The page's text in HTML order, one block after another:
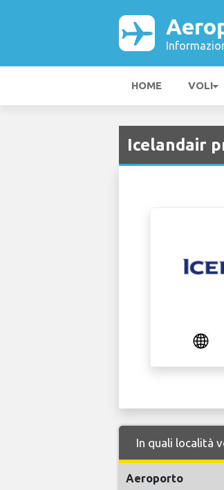
HOME VOLI
Icelandair
In quali località
Aeroporto